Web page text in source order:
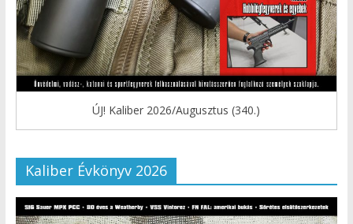
ÚJ! Kaliber 2026/Augusztus (340.)
Kaliber Évkönyv 2026